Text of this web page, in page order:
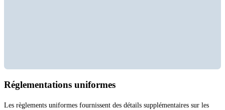
Réglementations uniformes
Les règlements uniformes fournissent des détails supplémentaires sur les